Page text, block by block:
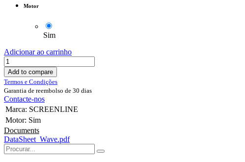
Motor
Sim
Adicionar ao carrinho
Add to compare
Termos e Condições
Garantia de reembolso de 30 dias
Contacte-nos
Marca: SCREENLINE
Motor: Sim
Documents
DataSheet_Wave.pdf